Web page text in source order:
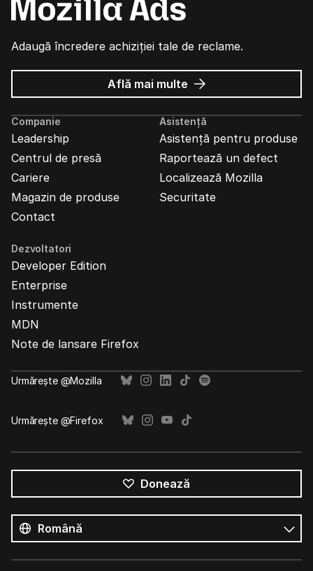
Adaugă încredere achiziției tale de reclame.
Află mai multe despre
Reclame
Mozilla
Companie
Leadership
Centrul de presă
Cariere
Magazin de produse
Contact
Asistență
Asistență pentru produse
Raportează un defect
Localizează Mozilla
Securitate
Dezvoltatori
Developer Edition
Enterprise
Instrumente
MDN
Note de lansare Firefox
Urmărește @Mozilla
Urmărește @Firefox
Donează
limbile
Limbă